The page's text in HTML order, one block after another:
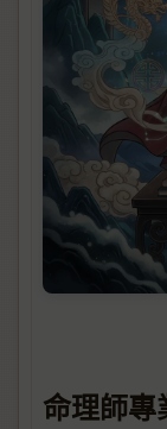
命理師專